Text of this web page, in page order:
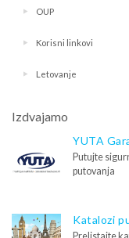
OUP
Korisni linkovi
Letovanje
Izdvajamo
YUTA
Putujte
putovanja
Katalozi